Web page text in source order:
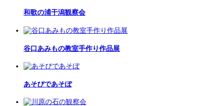
和歌の浦干潟観察会
谷口あみもの教室手作り作品展
あそびであそぼ